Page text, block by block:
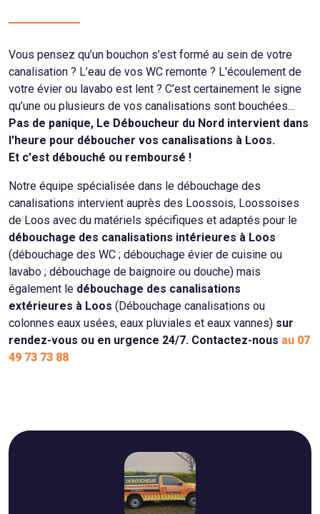
Vous pensez qu’un bouchon s’est formé au sein de votre
canalisation ? L’eau de vos WC remonte ? L'écoulement de
votre évier ou lavabo est lent ? C’est certainement le signe
qu’une ou plusieurs de vos canalisations sont bouchées...
Pas de panique, Le Déboucheur du Nord intervient dans
l'heure pour déboucher vos canalisations à Loos.
Et c'est débouché ou remboursé !
Notre équipe spécialisée dans le débouchage des
canalisations intervient auprès des Loossois, Loossoises
de Loos avec du matériels spécifiques et adaptés pour le
débouchage des canalisations intérieures à Loos
(débouchage des WC ; débouchage évier de cuisine ou
lavabo ; débouchage de baignoire ou douche) mais
également le débouchage des canalisations
extérieures à Loos (Débouchage canalisations ou
colonnes eaux usées, eaux pluviales et eaux vannes) sur
rendez-vous ou en urgence 24/7. Contactez-nous au 07
49 73 73 88